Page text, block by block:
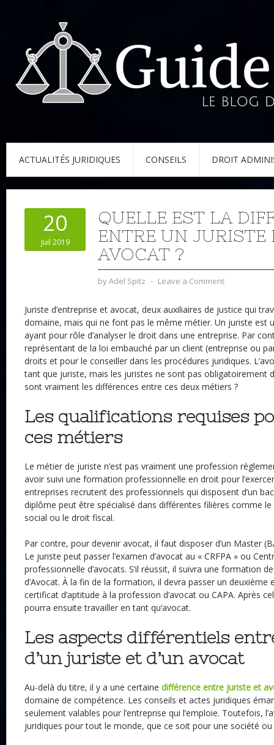
ACTUALITÉS JURIDIQUES CONSEILS DROIT
20
Juil 2019
QUELLE EST LA
ENTRE UN JURISTE
AVOCAT ?
byAdel Spitz ⋅ Leave a Comment
Juriste d’entreprise et avocat, deux auxiliaires de justice qui
domaine, mais qui ne font pas le même métier. Un juriste est
ayant pour rôle d’analyser le droit dans une entreprise. Par
représentant de la loi embauché par un client (entreprise ou
droits et pour le conseiller dans les procédures juridiques.
tant que juriste, mais les juristes ne sont pas obligatoirement
sont vraiment les différences entre ces deux métiers ?
Les qualifications requises
ces métiers
Le métier de juriste n’est pas vraiment une profession
avoir suivi une formation professionnelle en droit pour
entreprises recrutent des professionnels qui disposent d’un
diplôme peut être spécialisé dans différentes filières comme
social ou le droit fiscal.
Par contre, pour devenir avocat, il faut disposer d’un Master
Le juriste peut passer l’examen d’avocat au « CRFPA » ou
professionnelle d’avocats. S’il réussit, il suivra une formation
d’Avocat. À la fin de la formation, il devra passer un
certificat d’aptitude à la profession d’avocat ou CAPA. Après
pourra ensuite travailler en tant qu’avocat.
Les aspects différentiels
d’un juriste et d’un avocat
Au-delà du titre, il y a une certaine différence entre juriste et
domaine de compétence. Les conseils et actes juridiques
seulement valables pour l’entreprise qui l’emploie. Toutefois,
juridiques pour tout le monde, que ce soit pour une société ou